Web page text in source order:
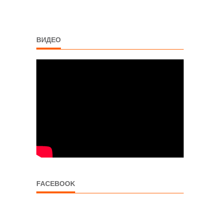
ВИДЕО
FACEBOOK